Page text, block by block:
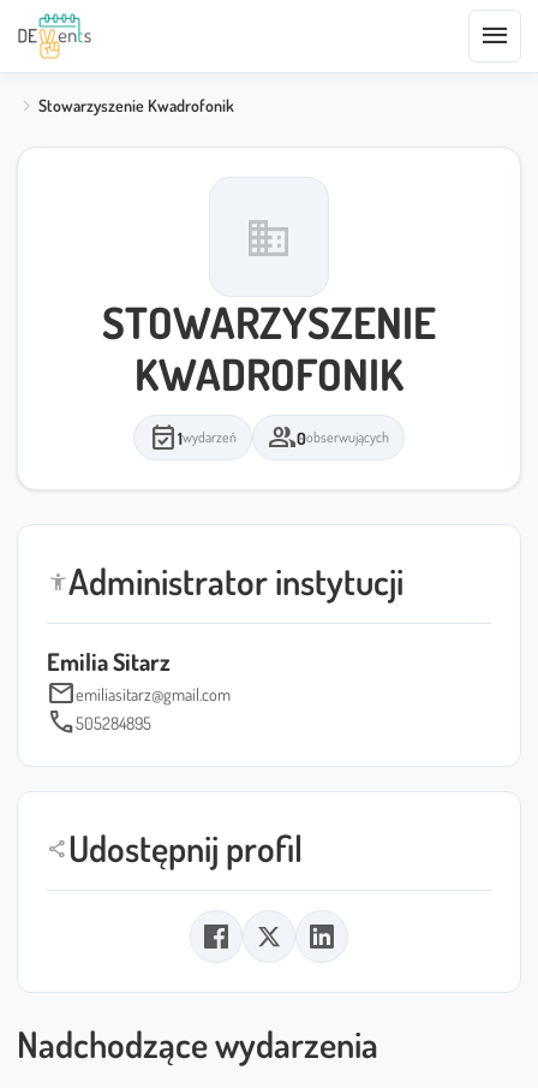
menu
Stowarzyszenie Kwadrofonik
domain
STOWARZYSZENIE
KWADROFONIK
event_available1wydarzeń group0obserwujących
accessibility_newAdministrator instytucji
Emilia Sitarz
mailemiliasitarz@gmail.com
call505284895
shareUdostępnij profil
Nadchodzące wydarzenia